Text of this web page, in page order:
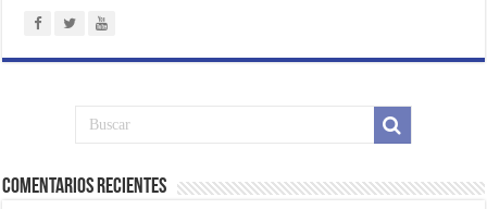
Comentarios Recientes